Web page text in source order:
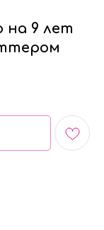
на 9 лет